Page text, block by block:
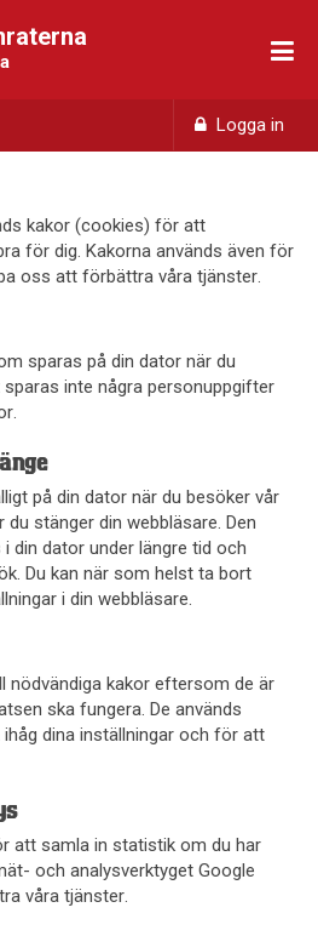
Logga in
kakor (cookies) för att
för dig. Kakorna används även för
oss att förbättra våra tjänster.
sparas på din dator när du
inte några personuppgifter
på din dator när du besöker vår
stänger din webbläsare. Den
din dator under längre tid och
Du kan när som helst ta bort
i din webbläsare.
nödvändiga kakor eftersom de är
ska fungera. De används
dina inställningar och för att
att samla in statistik om du har
och analysverktyget Google
våra tjänster.